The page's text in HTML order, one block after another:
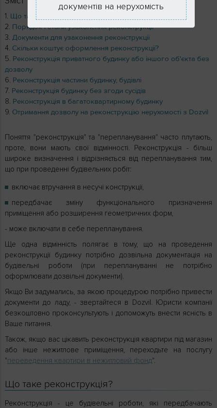
Що таке реконструкція?
Порядок і етапи узаконення реконструкції
Документи для узаконення реконструкції
Скільки коштує оформлення реконструкції?
Реконструкція приватного будинку або іншого об'єкта без
дозволу
Реконструкція частини будинку, будівлі
Реконструкція будинку без згоди сусідів
Реконструкція в багатоквартирному будинку
Отримання дозволу на реконструкцію нерухомості з Dozvil
Поняття "реконструкція" та "перепланування" часто плутають,
проте, вони мають свої відмінності. Реконструкція - більш
широке визначення і відрізняється від перепланування тим,
що при проведенні будівельних робіт:
включає втручання в несучі конструкції,
передбачає зміну функціонального призначення
приміщення або розширення геометричних форм,
- може включати в себе перепланування.
Ще одна відмінність полягає в тому, що на проведення
реконструкції будинку потрібно дозвільна документація на
будівельні роботи (при переплануванні не потрібно
оформлювати дозвільні документи).
Якщо Ви задумались, за якою процедурою потрібно привести
документи до ладу, - звертайтеся в Dozvil. Юристи компанії
безкоштовно проконсультують і допоможуть внести ясність в
Ваше питання.
Також, якщо вас цікавить реконструкція квартири під магазин
або інше нежитлове приміщення, переходьте на послугу
"переведення квартири в нежитловий фонд".
Що таке реконструкція?
Реконструкція - це будівельні роботи, які передбачають
документів на нерухомість